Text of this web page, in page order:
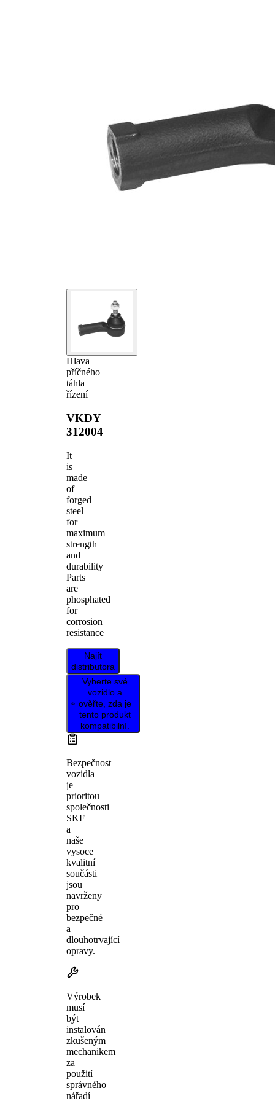
Hlava
příčného
táhla
řízení
VKDY
312004
It
is
made
of
forged
steel
for
maximum
strength
and
durability
Parts
are
phosphated
for
corrosion
resistance
Najít
distributora
Vyberte své
vozidlo a
ověřte, zda je
tento produkt
kompatibilní.
Bezpečnost
vozidla
je
prioritou
společnosti
SKF
a
naše
vysoce
kvalitní
součásti
jsou
navrženy
pro
bezpečné
a
dlouhotrvající
opravy.
Výrobek
musí
být
instalován
zkušeným
mechanikem
za
použití
správného
nářadí